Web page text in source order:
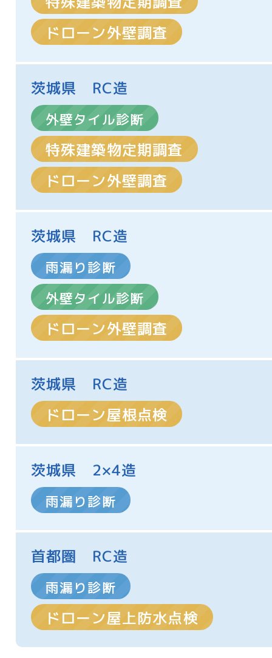
ドローン外壁調査
茨城県 RC造
外壁タイル診断
特殊建築物定期調査
ドローン外壁調査
茨城県 RC造
雨漏り診断
外壁タイル診断
ドローン外壁調査
茨城県 RC造
ドローン屋根点検
茨城県 2×4造
雨漏り診断
首都圏 RC造
雨漏り診断
ドローン屋上防水点検